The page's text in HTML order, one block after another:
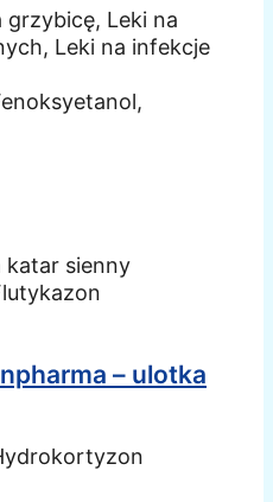
grzybicę, Leki na
Leki na infekcje
katar sienny
– ulotka